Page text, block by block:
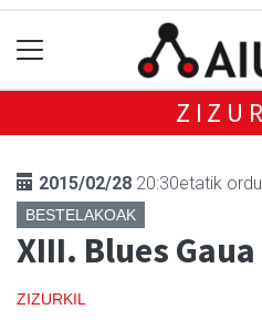
2015/02/28 20:30etatik
BESTELAKOAK
XIII. Blues Gaua
ZIZURKIL